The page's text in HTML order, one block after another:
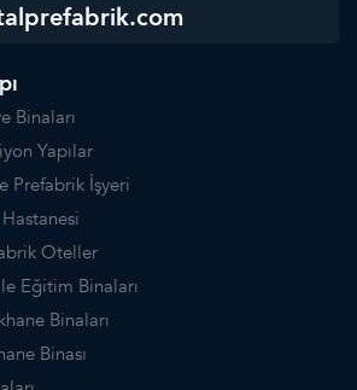
Binaları
Yapılar
Prefabrik İşyeri
Oteller
Eğitim Binaları
Binaları
Binası